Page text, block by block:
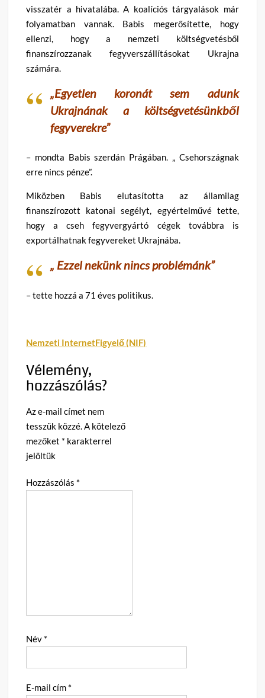
visszatér a hivatalába. A koalíciós tárgyalások már
folyamatban vannak. Babis megerősítette, hogy
ellenzi, hogy a nemzeti költségvetésből
finanszírozzanak fegyverszállításokat Ukrajna
számára.
„Egyetlen koronát sem adunk
Ukrajnának a költségvetésünkből
fegyverekre”
– mondta Babis szerdán Prágában. „ Csehországnak
erre nincs pénze”.
Miközben Babis elutasította az államilag
finanszírozott katonai segélyt, egyértelművé tette,
hogy a cseh fegyvergyártó cégek továbbra is
exportálhatnak fegyvereket Ukrajnába.
„ Ezzel nekünk nincs problémánk”
– tette hozzá a 71 éves politikus.
Nemzeti InternetFigyelő (NIF)
Vélemény,
hozzászólás?
Az e-mail címet nem
tesszük közzé.A kötelező
mezőket * karakterrel
jelöltük
Hozzászólás *
Név *
E-mail cím *